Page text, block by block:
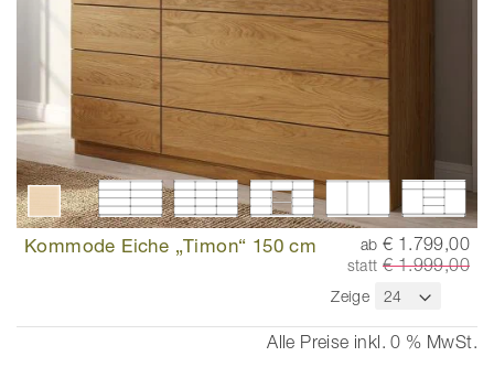
Kommode Eiche „Timon“ 150 cm ab € 1.799,00
statt € 1.999,00
Zeige
Alle Preise inkl. 0 % MwSt.